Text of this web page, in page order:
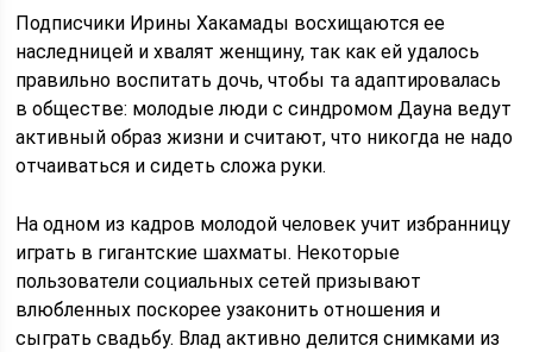
Подписчики Ирины Хакамады восхищаются ее
наследницей и хвалят женщину, так как ей удалось
правильно воспитать дочь, чтобы та адаптировалась
в обществе: молодые люди с синдромом Дауна ведут
активный образ жизни и считают, что никогда не надо
отчаиваться и сидеть сложа руки.
На одном из кадров молодой человек учит избранницу
играть в гигантские шахматы. Некоторые
пользователи социальных сетей призывают
влюбленных поскорее узаконить отношения и
сыграть свадьбу. Влад активно делится снимками из